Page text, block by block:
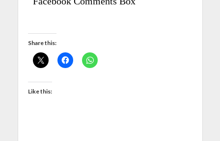
Share this:
Like this: